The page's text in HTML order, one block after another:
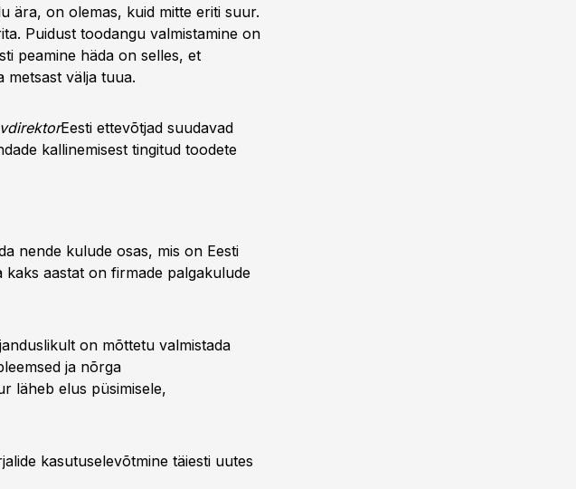
ära, on olemas, kuid mitte eriti suur.
Puidust toodangu valmistamine on
peamine häda on selles, et
metsast välja tuua.
Eesti ettevõtjad suudavad
kallinemisest tingitud toodete
nende kulude osas, mis on Eesti
aastat on firmade palgakulude
on mõttetu valmistada
ja nõrga
läheb elus püsimisele,
kasutuselevõtmine täiesti uutes